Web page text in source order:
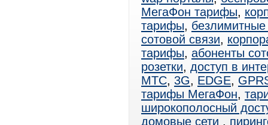
МегаФон тарифы,
тарифы,
сотовой связи,
тарифы, абоненты
розетки, доступ в
МТС, 3G, EDGE,
тарифы МегаФон,
широкополосный
домовые сети ,